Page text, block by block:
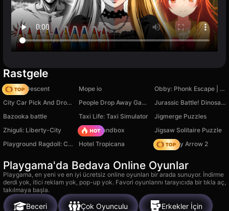
Rastgele
Deadly Descent Mope io
Obby: Phonk Escape | +1 Speed per Second
City Car Pick And Drop Game
People Drop Away Game
Jurassic Battle! Dinosaur Evolution!
Bazooka battle
Taxi Life: Taxi Simulator
Jigmerge Puzzles
Zhiguli: Liberty-City
Melon Sandbox
Jigsaw Solitaire Puzzle
Playground Ragdoll: Create a Monster
Hotel Tropicana Geometry Arrow 2
Playgama'da Bedava Online Oyunlar
Playgama, en yeni ve en iyi ücretsiz online oyunları bir arada sunuyor. İndirme
derdi yok, itici reklam yok, pop-up yok. Favori oyunlarını tarayıcıda bir tıkla aç,
takılmaya başla.
Beceri Çok Oyunculu Erkekler İçin